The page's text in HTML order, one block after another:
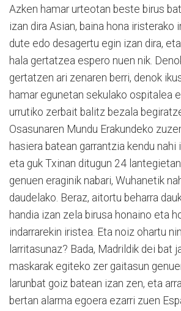
Azken hamar urteotan beste birus
izan dira Asian, baina hona iristerako
dute edo desagertu egin izan dira,
hala gertatzea espero nuen nik.
gertatzen ari zenaren berri, denok
hamar egunetan sekulako ospitalea
urrutiko zerbait balitz bezala
Osasunaren Mundu Erakundeko
hasiera batean garrantzia kendu nahi
eta guk Txinan ditugun 24
genuen eraginik nabari, Wuhanetik
daudelako. Beraz, aitortu beharra
handia izan zela birusa honaino eta
indarrarekin iristea. Eta noiz ohartu
larritasunaz? Bada, Madrildik dei bat
maskarak egiteko zer gaitasun
larunbat goiz batean izan zen, eta
bertan alarma egoera ezarri zuen